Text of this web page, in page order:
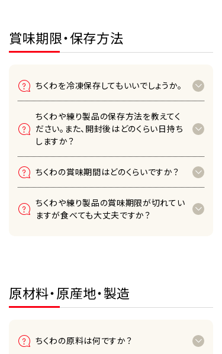
賞味期限・保存方法
ちくわを冷凍保存してもいいでしょうか。
ちくわや練り製品の保存方法を教えてく
ださい。また、開封後はどのくらい日持ち
しますか？
ちくわの賞味期間はどのくらいですか？
ちくわや練り製品の賞味期限が切れてい
ますが食べても大丈夫ですか？
原材料・原産地・製造
ちくわの原料は何ですか？